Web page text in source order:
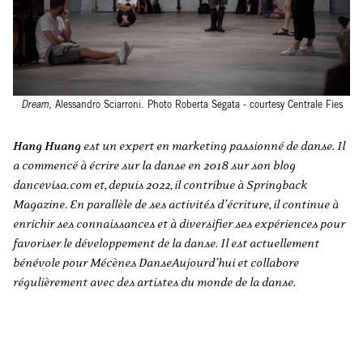
Dream, Alessandro Sciarroni. Photo Roberta Segata - courtesy Centrale Fies
Hang Huang est un expert en marketing passionné de danse. Il
a commencé à écrire sur la danse en 2018 sur son blog
dancevisa.com et, depuis 2022, il contribue à Springback
Magazine. En parallèle de ses activités d’écriture, il continue à
enrichir ses connaissances et à diversifier ses expériences pour
favoriser le développement de la danse. Il est actuellement
bénévole pour Mécènes DanseAujourd’hui et collabore
régulièrement avec des artistes du monde de la danse.